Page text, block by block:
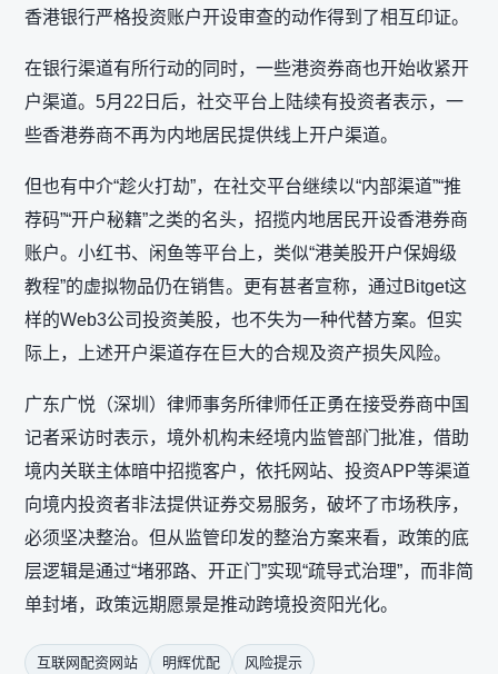
香港银行严格投资账户开设审查的动作得到了相互印证。
在银行渠道有所行动的同时，一些港资券商也开始收紧开
户渠道。5月22日后，社交平台上陆续有投资者表示，一
些香港券商不再为内地居民提供线上开户渠道。
但也有中介“趁火打劫”，在社交平台继续以“内部渠道”“推
荐码”“开户秘籍”之类的名头，招揽内地居民开设香港券商
账户。小红书、闲鱼等平台上，类似“港美股开户保姆级
教程”的虚拟物品仍在销售。更有甚者宣称，通过Bitget这
样的Web3公司投资美股，也不失为一种代替方案。但实
际上，上述开户渠道存在巨大的合规及资产损失风险。
广东广悦（深圳）律师事务所律师任正勇在接受券商中国
记者采访时表示，境外机构未经境内监管部门批准，借助
境内关联主体暗中招揽客户，依托网站、投资APP等渠道
向境内投资者非法提供证券交易服务，破坏了市场秩序，
必须坚决整治。但从监管印发的整治方案来看，政策的底
层逻辑是通过“堵邪路、开正门”实现“疏导式治理”，而非简
单封堵，政策远期愿景是推动跨境投资阳光化。
互联网配资网站 明辉优配 风险提示